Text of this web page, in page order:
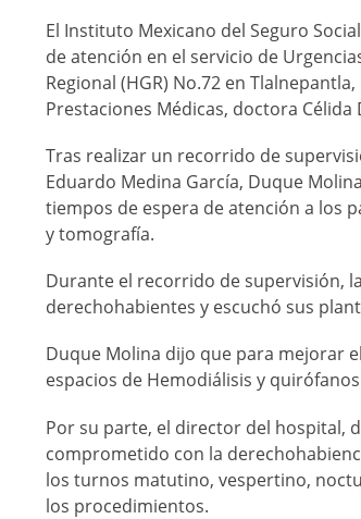
El Instituto Mexicano del Seguro
de atención en el servicio de
Regional (HGR) No.72 en
Prestaciones Médicas, doctora Célida
Tras realizar un recorrido de
Eduardo Medina García, Duque
tiempos de espera de atención a los
y tomografía.
Durante el recorrido de supervisión,
derechohabientes y escuchó sus
Duque Molina dijo que para mejorar
espacios de Hemodiálisis y
Por su parte, el director del hospital,
comprometido con la
los turnos matutino, vespertino,
los procedimientos.